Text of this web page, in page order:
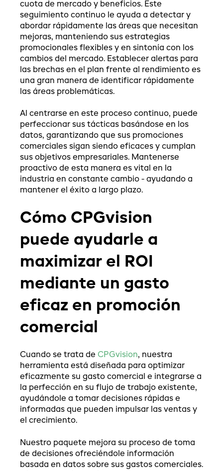
cuota de mercado y beneficios. Este
seguimiento continuo le ayuda a detectar y
abordar rápidamente las áreas que necesitan
mejoras, manteniendo sus estrategias
promocionales flexibles y en sintonía con los
cambios del mercado. Establecer alertas para
las brechas en el plan frente al rendimiento es
una gran manera de identificar rápidamente
las áreas problemáticas.
Al centrarse en este proceso continuo, puede
perfeccionar sus tácticas basándose en los
datos, garantizando que sus promociones
comerciales sigan siendo eficaces y cumplan
sus objetivos empresariales. Mantenerse
proactivo de esta manera es vital en la
industria en constante cambio - ayudando a
mantener el éxito a largo plazo.
Cómo CPGvision
puede ayudarle a
maximizar el ROI
mediante un gasto
eficaz en promoción
comercial
Cuando se trata de CPGvision, nuestra
herramienta está diseñada para optimizar
eficazmente su gasto comercial e integrarse a
la perfección en su flujo de trabajo existente,
ayudándole a tomar decisiones rápidas e
informadas que pueden impulsar las ventas y
el crecimiento.
Nuestro paquete mejora su proceso de toma
de decisiones ofreciéndole información
basada en datos sobre sus gastos comerciales.